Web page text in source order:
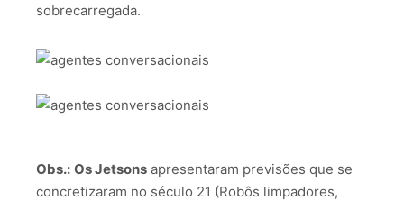
sobrecarregada.
Obs.: Os Jetsons apresentaram previsões que se
concretizaram no século 21 (Robôs limpadores,